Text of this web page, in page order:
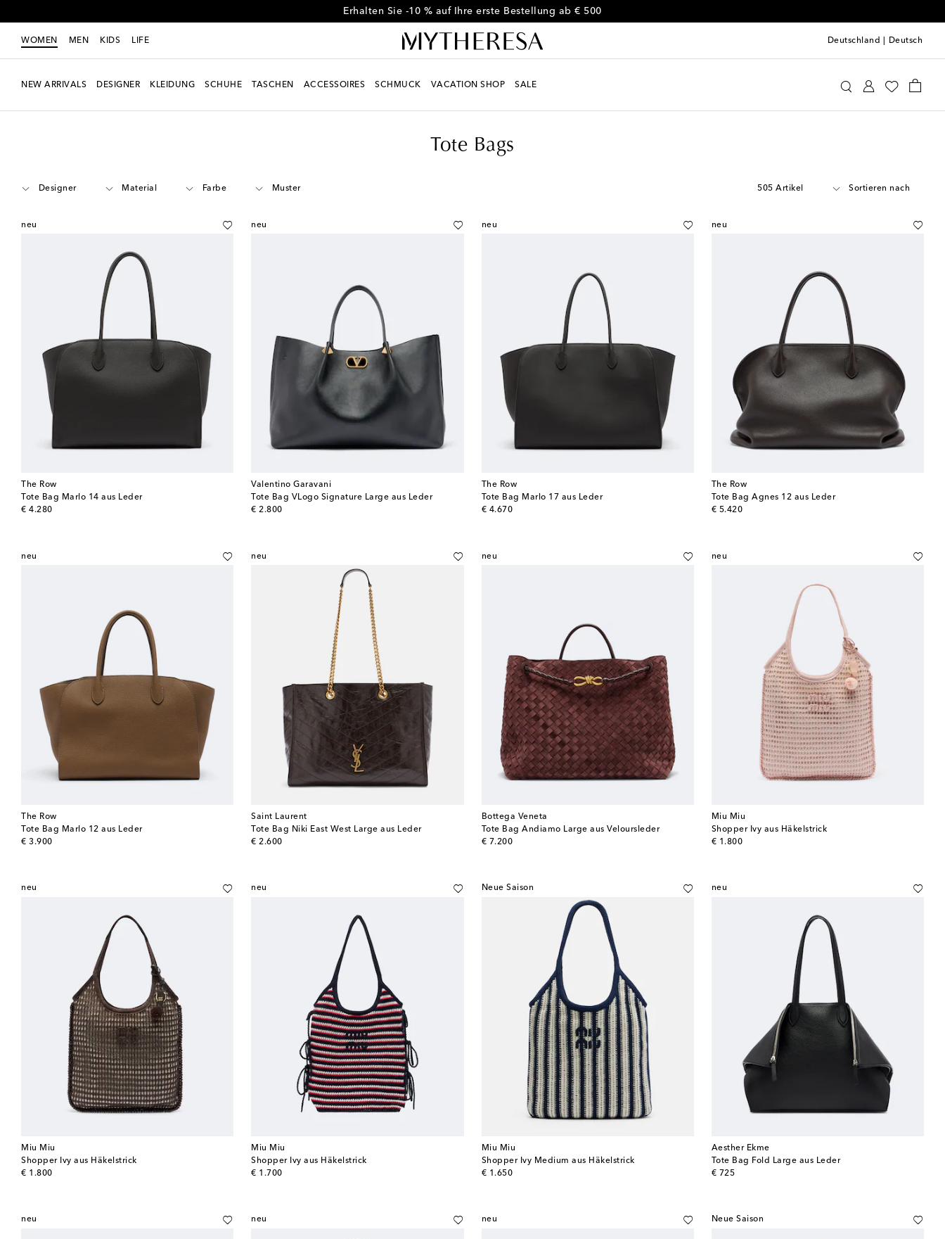
Erhalten Sie -10 % auf Ihre erste Bestellung ab € 500
WOMEN MEN KIDS LIFE Deutschland Deutsch
NEW ARRIVALS DESIGNER KLEIDUNG SCHUHE TASCHEN ACCESSOIRES SCHMUCK VACATION SHOP SALE
Tote Bags
Designer Material Farbe Muster 505 Artikel Sortieren nach
neu
The Row
Tote Bag Marlo 14 aus Leder
€ 4.280
original price
neu
Valentino Garavani
Tote Bag VLogo Signature Large aus Leder
€ 2.800
original price
neu
The Row
Tote Bag Marlo 17 aus Leder
€ 4.670
original price
neu
The Row
Tote Bag Agnes 12 aus Leder
€ 5.420
original price
neu
The Row
Tote Bag Marlo 12 aus Leder
€ 3.900
original price
neu
Saint Laurent
Tote Bag Niki East West Large aus Leder
€ 2.600
original price
neu
Bottega Veneta
Tote Bag Andiamo Large aus Veloursleder
€ 7.200
original price
neu
Miu Miu
Shopper Ivy aus Häkelstrick
€ 1.800
original price
neu
Miu Miu
Shopper Ivy aus Häkelstrick
€ 1.800
original price
neu
Miu Miu
Shopper Ivy aus Häkelstrick
€ 1.700
original price
Neue Saison
Miu Miu
Shopper Ivy Medium aus Häkelstrick
€ 1.650
original price
neu
Aesther Ekme
Tote Bag Fold Large aus Leder
€ 725
original price
neu neu neu Neue Saison